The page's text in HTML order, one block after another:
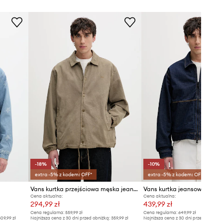
zł
-18%
extra -5% z kodem: OFF*
Vans kurtka przejściowa męska jeansowa Premium LX Denim Torrey Coaches
Cena aktualna:
294,99 zł
Cena regularna:559,99 zł
Najniższa cena z 30 dni przed obniżką:359,99 zł
-10%
extra -5% z kodem: OFF*
Cena aktualna:
439,99 zł
Cena regularna: 649,99 zł
Najniższa cena z 30 dni przed obniżką: